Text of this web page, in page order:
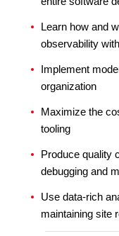
Learn how and
observability
Implement
organization
Maximize the
tooling
Produce quality
debugging and
Use data-rich
maintaining site